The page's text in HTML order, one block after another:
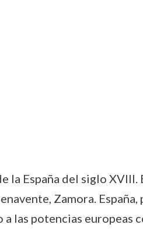
España del siglo XVIII.
Zamora. España,
las potencias europeas